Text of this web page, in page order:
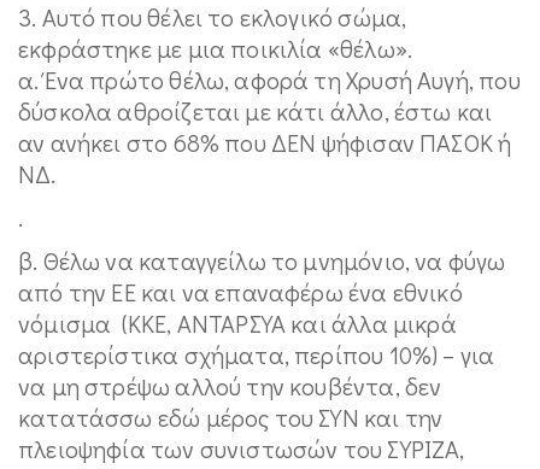
3. Αυτό που θέλει το εκλογικό σώμα,
εκφράστηκε με μια ποικιλία «θέλω».
α. Ένα πρώτο θέλω, αφορά τη Χρυσή Αυγή, που
δύσκολα αθροίζεται με κάτι άλλο, έστω και
αν ανήκει στο 68% που ΔΕΝ ψήφισαν ΠΑΣΟΚ ή
ΝΔ.
.
β. Θέλω να καταγγείλω το μνημόνιο, να φύγω
από την ΕΕ και να επαναφέρω ένα εθνικό
νόμισμα (ΚΚΕ, ΑΝΤΑΡΣΥΑ και άλλα μικρά
αριστερίστικα σχήματα, περίπου 10%) – για
να μη στρέψω αλλού την κουβέντα, δεν
κατατάσσω εδώ μέρος του ΣΥΝ και την
πλειοψηφία των συνιστωσών του ΣΥΡΙΖΑ,